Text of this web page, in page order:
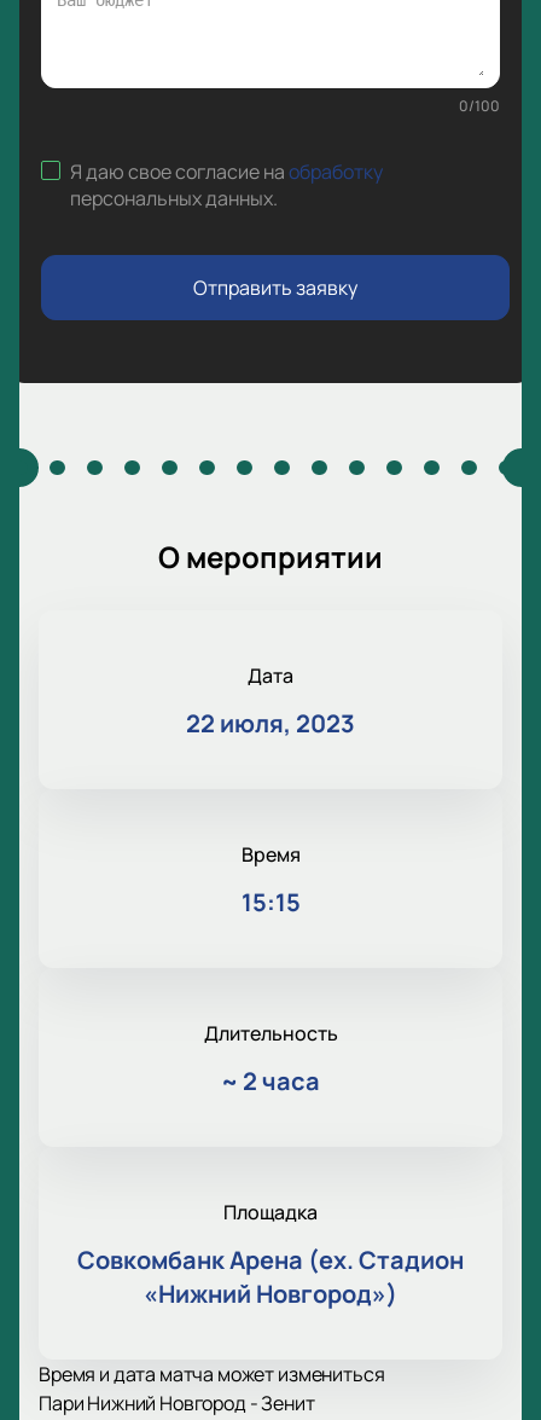
0/100
Я даю свое согласие наобработку
персональных данных.
Отправить заявку
О мероприятии
Дата
22 июля, 2023
Время
15:15
Длительность
~ 2 часа
Площадка
Совкомбанк Арена (ex. Стадион
«Нижний Новгород»)
Время и дата матча может измениться
Пари Нижний Новгород - Зенит